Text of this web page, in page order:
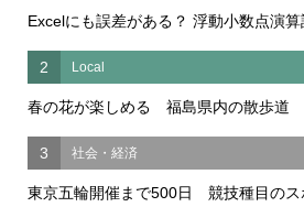
Excelにも誤差がある？ 浮動小数点演
2 Local
春の花が楽しめる 福島県内の散歩道
3 社会・経済
東京五輪開催まで500日 競技種目のス